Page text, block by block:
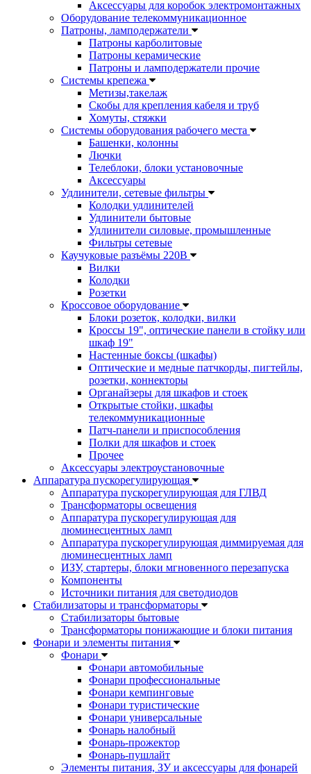
Аксессуары для коробок электромонтажных
Оборудование телекоммуникационное
Патроны, ламподержатели
Патроны карболитовые
Патроны керамические
Патроны и ламподержатели прочие
Системы крепежа
Метизы,такелаж
Скобы для крепления кабеля и труб
Хомуты, стяжки
Системы оборудования рабочего места
Башенки, колонны
Лючки
Телеблоки, блоки установочные
Аксессуары
Удлинители, сетевые фильтры
Колодки удлинителей
Удлинители бытовые
Удлинители силовые, промышленные
Фильтры сетевые
Каучуковые разъёмы 220В
Вилки
Колодки
Розетки
Кроссовое оборудование
Блоки розеток, колодки, вилки
Кроссы 19", оптические панели в стойку или
шкаф 19"
Настенные боксы (шкафы)
Оптические и медные патчкорды, пигтейлы,
розетки, коннекторы
Органайзеры для шкафов и стоек
Открытые стойки, шкафы
телекоммуникационные
Патч-панели и приспособления
Полки для шкафов и стоек
Прочее
Аксессуары электроустановочные
Аппаратура пускорегулирующая
Аппаратура пускорегулирующая для ГЛВД
Трансформаторы освещения
Аппаратура пускорегулирующая для
люминесцентных ламп
Аппаратура пускорегулирующая диммируемая для
люминесцентных ламп
ИЗУ, стартеры, блоки мгновенного перезапуска
Компоненты
Источники питания для светодиодов
Стабилизаторы и трансформаторы
Стабилизаторы бытовые
Трансформаторы понижающие и блоки питания
Фонари и элементы питания
Фонари
Фонари автомобильные
Фонари профессиональные
Фонари кемпинговые
Фонари туристические
Фонари универсальные
Фонарь налобный
Фонарь-прожектор
Фонарь-пушлайт
Элементы питания, ЗУ и аксессуары для фонарей